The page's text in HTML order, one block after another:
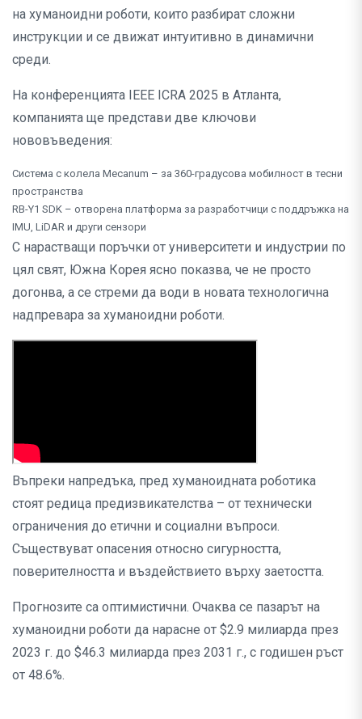
на хуманоидни роботи, които разбират сложни
инструкции и се движат интуитивно в динамични
среди.
На конференцията IEEE ICRA 2025 в Атланта,
компанията ще представи две ключови
нововъведения:
Система с колела Mecanum – за 360-градусова мобилност в тесни
пространства
RB-Y1 SDK – отворена платформа за разработчици с поддръжка на
IMU, LiDAR и други сензори
С нарастващи поръчки от университети и индустрии по
цял свят, Южна Корея ясно показва, че не просто
догонва, а се стреми да води в новата технологична
надпревара за хуманоидни роботи.
Въпреки напредъка, пред хуманоидната роботика
стоят редица предизвикателства – от технически
ограничения до етични и социални въпроси.
Съществуват опасения относно сигурността,
поверителността и въздействието върху заетостта.
Прогнозите са оптимистични. Очаква се пазарът на
хуманоидни роботи да нарасне от $2.9 милиарда през
2023 г. до $46.3 милиарда през 2031 г., с годишен ръст
от 48.6%.